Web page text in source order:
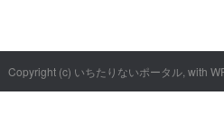
Copyright (c) いちたりないポータル, with